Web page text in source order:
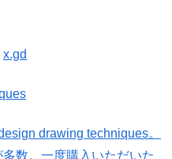
x.gd
drawing techniques。
数。一度購入いただいた